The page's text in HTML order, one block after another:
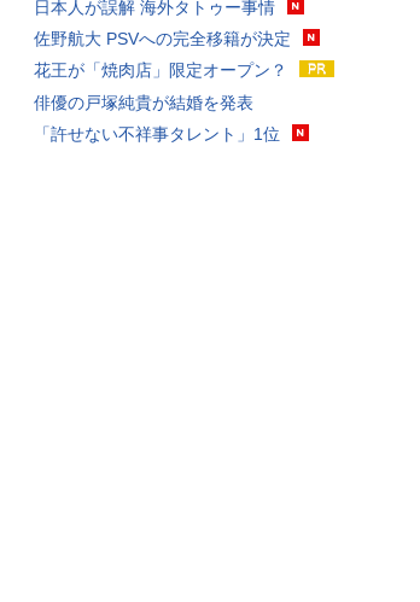
日本人が誤解 海外タトゥー事情
佐野航大 PSVへの完全移籍が決定
花王が「焼肉店」限定オープン？
俳優の戸塚純貴が結婚を発表
「許せない不祥事タレント」1位